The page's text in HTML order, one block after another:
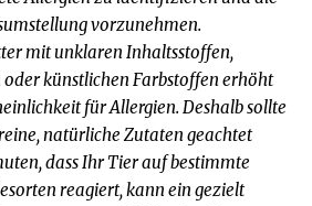
vorzunehmen.
mit unklaren Inhaltsstoffen,
oder künstlichen Farbstoffen erhöht
für Allergien. Deshalb sollte
natürliche Zutaten geachtet
dass Ihr Tier auf bestimmte
reagiert, kann ein gezielt